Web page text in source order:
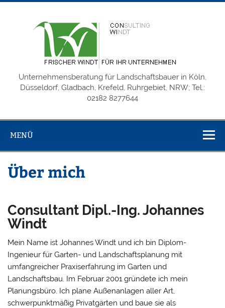
Zum
Unternehmensberatung für Landschaftsbauer in Köln,
Düsseldorf, Gladbach, Krefeld, Ruhrgebiet, NRW; Tel.:
02182 8277644
MENÜ
Über mich
Consultant Dipl.-Ing. Johannes
Windt
Mein Name ist Johannes Windt und ich bin Diplom-
Ingenieur für Garten- und Landschaftsplanung mit
umfangreicher Praxiserfahrung im Garten und
Landschaftsbau. Im Februar 2001 gründete ich mein
Planungsbüro. Ich plane Außenanlagen aller Art,
schwerpunktmäßig Privatgärten und baue sie als